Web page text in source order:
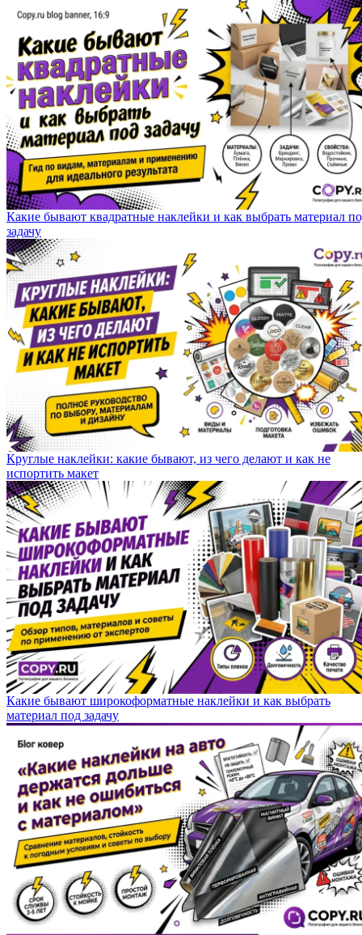
Какие бывают квадратные наклейки и как выбрать материал
задачу
Круглые наклейки: какие бывают, из чего делают и как не
испортить макет
Какие бывают широкоформатные наклейки и как выбрать
материал под задачу